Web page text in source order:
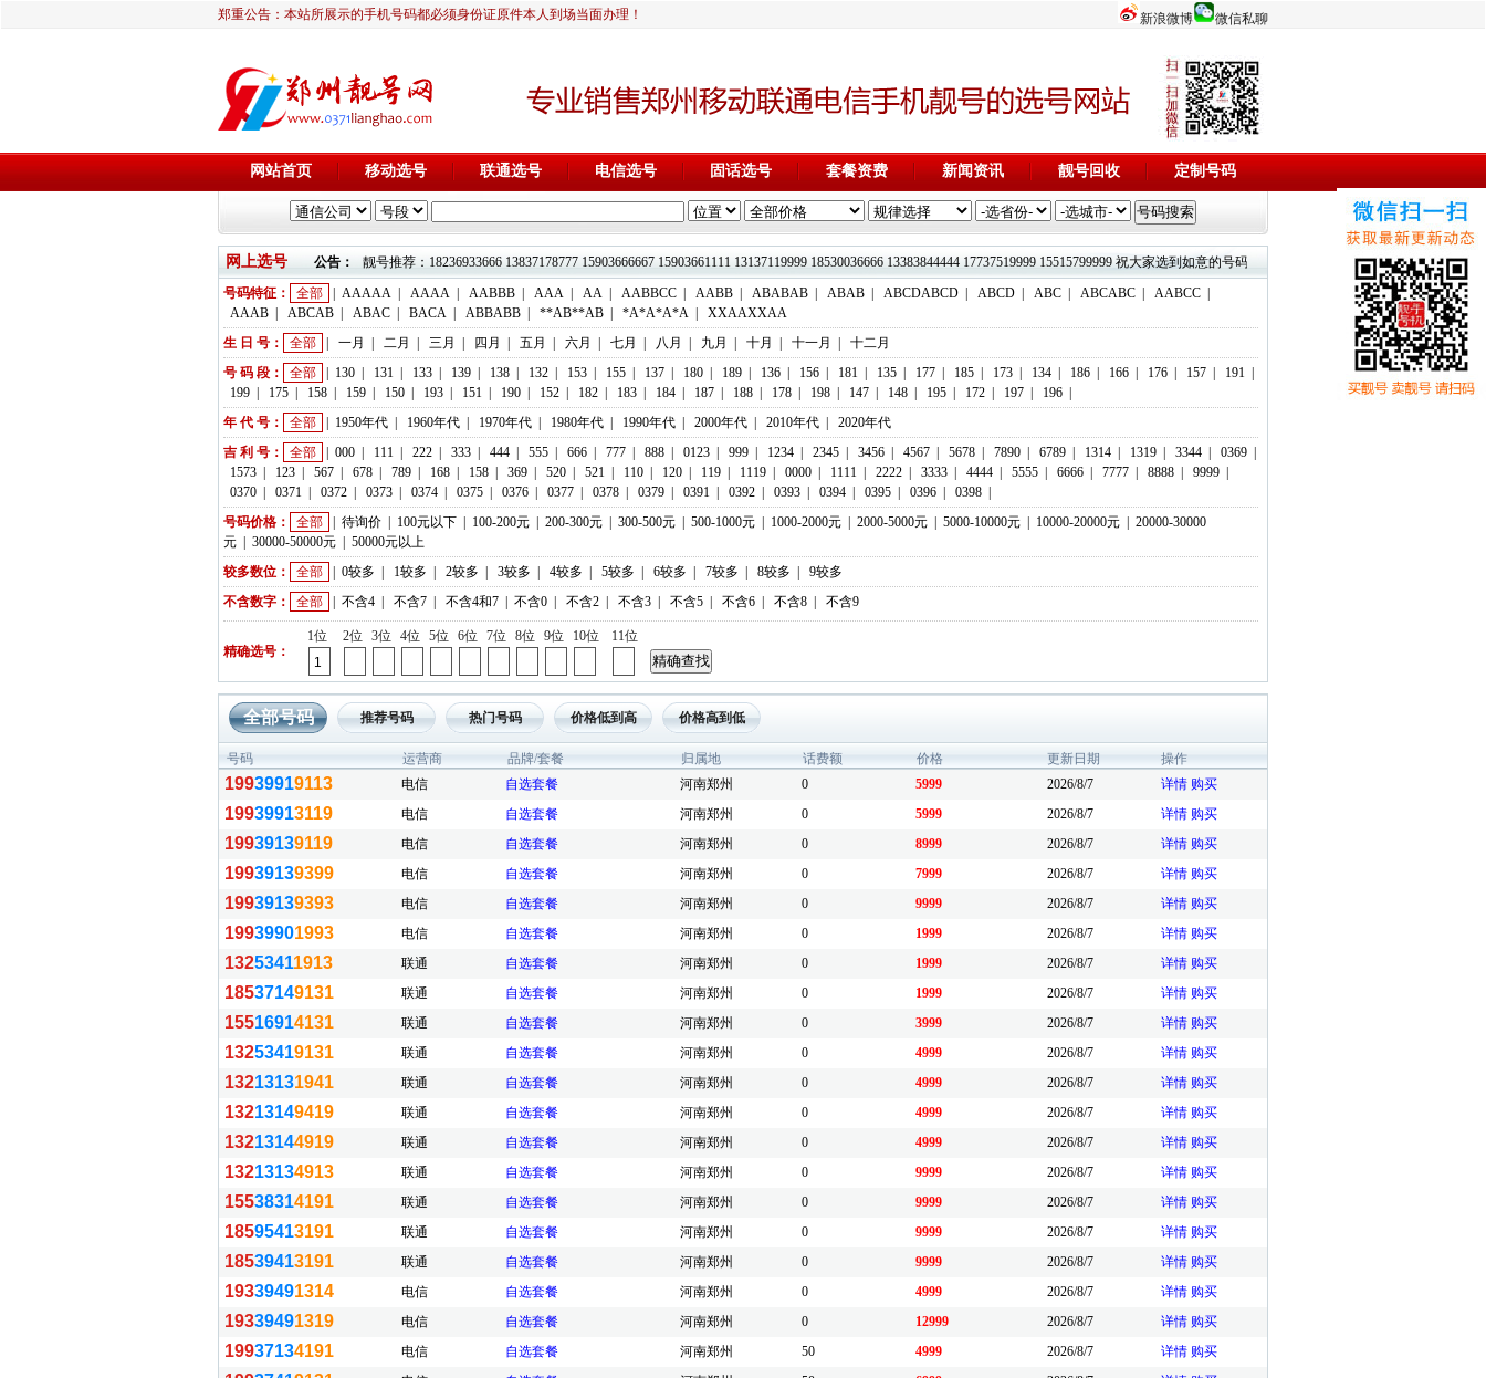
郑重公告：本站所展示的手机号码都必须身份证原件本人到场当面办理！ 新浪微博 微信私聊
网站首页 移动选号 联通选号 电信选号 固话选号 套餐资费 新闻资讯 靓号回收 定制号码
网上选号 公告：
靓号推荐：18236933666 13837178777 15903666667 15903661111 13137119999 18530036666 13383844444 17737519999 15515799999 祝大家选到如意的号码，码到成功！欢迎添加微信客服：
号码特征：
全部 AAAAA AAAA AABBB AAA AA AABBCC AABB ABABAB ABAB ABCDABCD ABCD ABC ABCABC AABCC
AAAB
ABCAB ABAC BACA ABBABB **AB**AB *A*A*A*A
XXAAXXAA
生 日 号：
全部 一月 二月 三月 四月 五月 六月 七月 八月 九月 十月 十一月
十二月
号 码 段：
全部 130 131 133 139 138 132 153 155 137 180 189 136 156 181 135 177 185 173 134 186 166 176 157 191
199
175 158 159 150 193 151 190 152 182 183 184 187 188 178 198 147 148 195 172 197 196
年 代 号：
全部 1950年代 1960年代 1970年代 1980年代 1990年代 2000年代 2010年代
2020年代
吉 利 号：
全部 000 111 222 333 444 555 666 777 888 0123 999 1234 2345 3456 4567 5678 7890 6789 1314 1319 3344 0369
1573
123 567 678 789 168 158 369 520 521 110 120 119 1119 0000 1111 2222 3333 4444 5555 6666 7777 8888 9999
0370
0371 0372 0373 0374 0375 0376 0377 0378 0379 0391 0392 0393 0394 0395 0396 0398
号码价格：
全部 待询价 100元以下 100-200元 200-300元 300-500元 500-1000元 1000-2000元 2000-5000元 5000-10000元 10000-20000元
20000-30000
元
30000-50000元
50000元以上
较多数位：
全部 0较多 1较多 2较多 3较多 4较多 5较多 6较多 7较多 8较多
9较多
不含数字：
全部 不含4 不含7 不含4和7 不含0 不含2 不含3 不含5 不含6 不含8 不含9
精确选号：
1位 2位 3位 4位 5位 6位 7位 8位 9位 10位 11位
全部号码 推荐号码 热门号码 价格低到高 价格高到低
号码 运营商 品牌/套餐 归属地 话费额 价格 更新日期 操作
19939919113 电信 自选套餐 河南郑州 0 5999 2026/8/7 详情 购买
19939913119 电信 自选套餐 河南郑州 0 5999 2026/8/7 详情 购买
19939139119 电信 自选套餐 河南郑州 0 8999 2026/8/7 详情 购买
19939139399 电信 自选套餐 河南郑州 0 7999 2026/8/7 详情 购买
19939139393 电信 自选套餐 河南郑州 0 9999 2026/8/7 详情 购买
19939901993 电信 自选套餐 河南郑州 0 1999 2026/8/7 详情 购买
13253411913 联通 自选套餐 河南郑州 0 1999 2026/8/7 详情 购买
18537149131 联通 自选套餐 河南郑州 0 1999 2026/8/7 详情 购买
15516914131 联通 自选套餐 河南郑州 0 3999 2026/8/7 详情 购买
13253419131 联通 自选套餐 河南郑州 0 4999 2026/8/7 详情 购买
13213131941 联通 自选套餐 河南郑州 0 4999 2026/8/7 详情 购买
13213149419 联通 自选套餐 河南郑州 0 4999 2026/8/7 详情 购买
13213144919 联通 自选套餐 河南郑州 0 4999 2026/8/7 详情 购买
13213134913 联通 自选套餐 河南郑州 0 9999 2026/8/7 详情 购买
15538314191 联通 自选套餐 河南郑州 0 9999 2026/8/7 详情 购买
18595413191 联通 自选套餐 河南郑州 0 9999 2026/8/7 详情 购买
18539413191 联通 自选套餐 河南郑州 0 9999 2026/8/7 详情 购买
19339491314 电信 自选套餐 河南郑州 0 4999 2026/8/7 详情 购买
19339491319 电信 自选套餐 河南郑州 0 12999 2026/8/7 详情 购买
19937134191 电信 自选套餐 河南郑州 50 4999 2026/8/7 详情 购买